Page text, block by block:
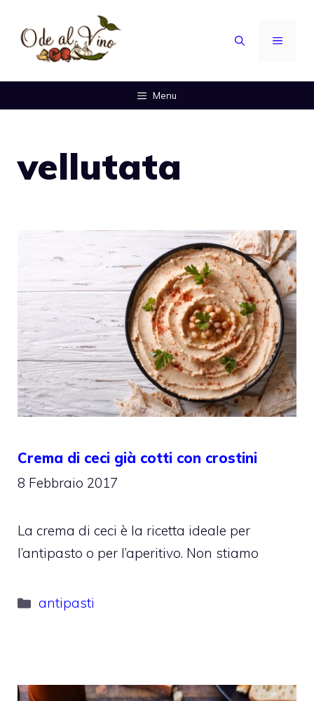
contenuto
MENU
Menu
vellutata
Crema di ceci già cotti con crostini
8 Febbraio 2017
La crema di ceci è la ricetta ideale per
l’antipasto o per l’aperitivo. Non stiamo
Categorie
antipasti